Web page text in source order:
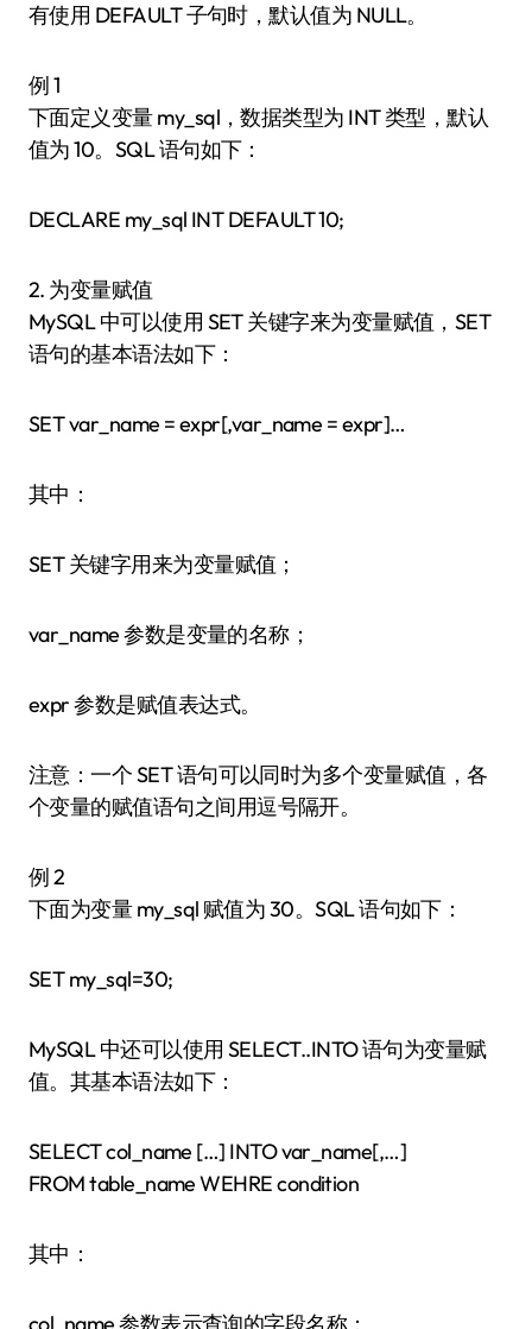
有使用 DEFAULT 子句时，默认值为 NULL。
例 1
下面定义变量 my_sql，数据类型为 INT 类型，默认
值为 10。SQL 语句如下：
DECLARE my_sql INT DEFAULT 10;
2. 为变量赋值
MySQL 中可以使用 SET 关键字来为变量赋值，SET
语句的基本语法如下：
SET var_name = expr[,var_name = expr]…
其中：
SET 关键字用来为变量赋值；
var_name 参数是变量的名称；
expr 参数是赋值表达式。
注意：一个 SET 语句可以同时为多个变量赋值，各
个变量的赋值语句之间用逗号隔开。
例 2
下面为变量 my_sql 赋值为 30。SQL 语句如下：
SET my_sql=30;
MySQL 中还可以使用 SELECT..INTO 语句为变量赋
值。其基本语法如下：
SELECT col_name […] INTO var_name[,…]
FROM table_name WEHRE condition
其中：